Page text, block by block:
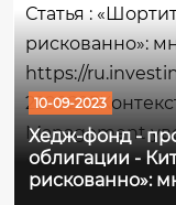
слабого
сектора,...
Статья :
рискованно»:
https://
Management
продолжать
ставка в США
10-09-2023
Хедж-фонд -
облигации -
рискованно»: